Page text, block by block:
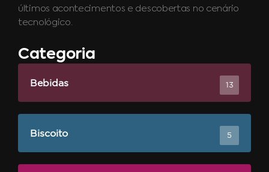
últimos acontecimentos e descobertas no cenário
tecnológico.
Categoria
Bebidas 13
Biscoito 5